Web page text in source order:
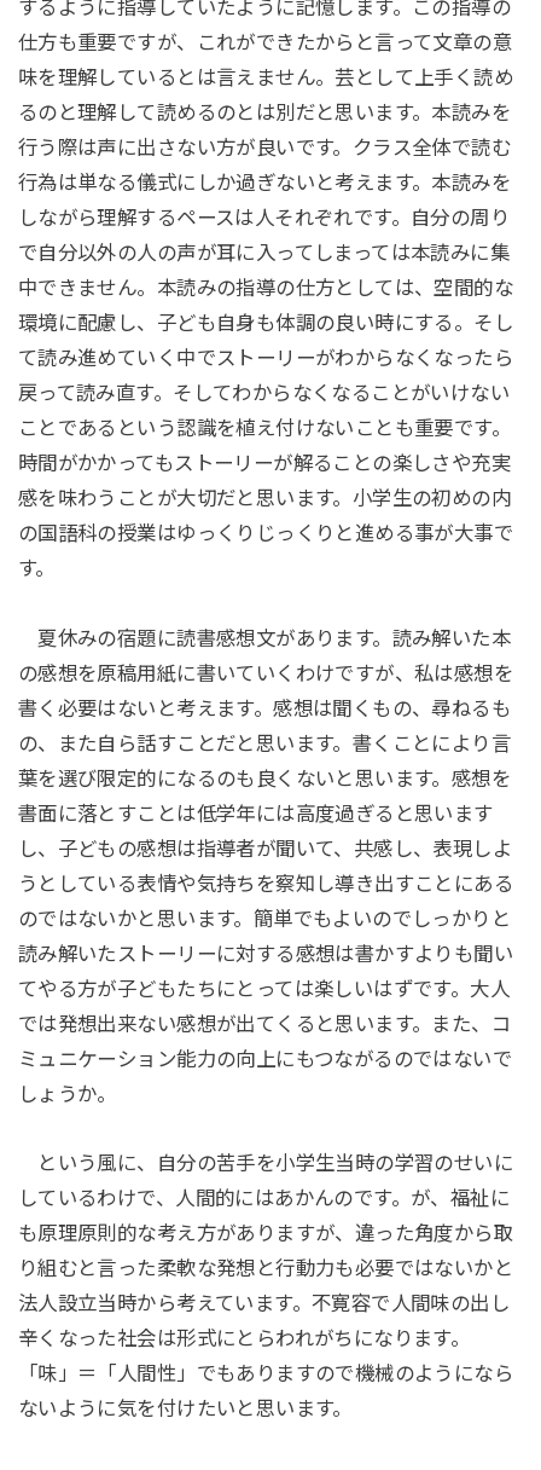
するように指導していたように記憶します。この指導の
仕方も重要ですが、これができたからと言って文章の意
味を理解しているとは言えません。芸として上手く読め
るのと理解して読めるのとは別だと思います。本読みを
行う際は声に出さない方が良いです。クラス全体で読む
行為は単なる儀式にしか過ぎないと考えます。本読みを
しながら理解するペースは人それぞれです。自分の周り
で自分以外の人の声が耳に入ってしまっては本読みに集
中できません。本読みの指導の仕方としては、空間的な
環境に配慮し、子ども自身も体調の良い時にする。そし
て読み進めていく中でストーリーがわからなくなったら
戻って読み直す。そしてわからなくなることがいけない
ことであるという認識を植え付けないことも重要です。
時間がかかってもストーリーが解ることの楽しさや充実
感を味わうことが大切だと思います。小学生の初めの内
の国語科の授業はゆっくりじっくりと進める事が大事で
す。
夏休みの宿題に読書感想文があります。読み解いた本
の感想を原稿用紙に書いていくわけですが、私は感想を
書く必要はないと考えます。感想は聞くもの、尋ねるも
の、また自ら話すことだと思います。書くことにより言
葉を選び限定的になるのも良くないと思います。感想を
書面に落とすことは低学年には高度過ぎると思います
し、子どもの感想は指導者が聞いて、共感し、表現しよ
うとしている表情や気持ちを察知し導き出すことにある
のではないかと思います。簡単でもよいのでしっかりと
読み解いたストーリーに対する感想は書かすよりも聞い
てやる方が子どもたちにとっては楽しいはずです。大人
では発想出来ない感想が出てくると思います。また、コ
ミュニケーション能力の向上にもつながるのではないで
しょうか。
という風に、自分の苦手を小学生当時の学習のせいに
しているわけで、人間的にはあかんのです。が、福祉に
も原理原則的な考え方がありますが、違った角度から取
り組むと言った柔軟な発想と行動力も必要ではないかと
法人設立当時から考えています。不寛容で人間味の出し
辛くなった社会は形式にとらわれがちになります。
「味」＝「人間性」でもありますので機械のようになら
ないように気を付けたいと思います。